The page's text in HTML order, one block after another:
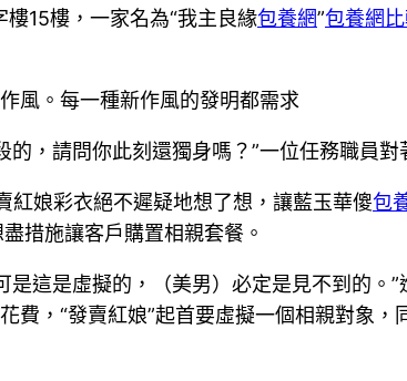
15樓，一家名為“我主良緣包養網”包養網
風。每一種新作風的發明都需求
，請問你此刻還獨身嗎？”一位任務職員對
紅娘彩衣絕不遲疑地想了想，讓藍玉華傻包
措施讓客戶購置相親套餐。
這是虛擬的，（美男）必定是見不到的。
費，“發賣紅娘”起首要虛擬一個相親對象，